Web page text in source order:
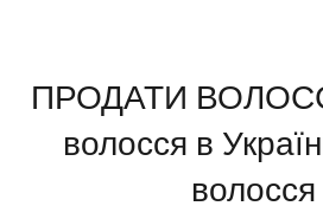
ПРОДАТИ
волосся в
волосся